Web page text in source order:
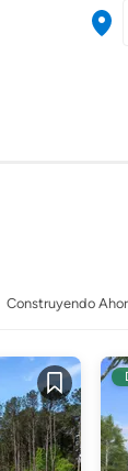
Construyendo
Guardar